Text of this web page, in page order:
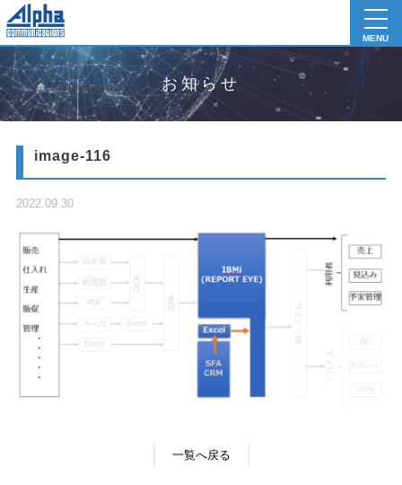
MENU
お知らせ
image-116
2022.09.30
一覧へ戻る